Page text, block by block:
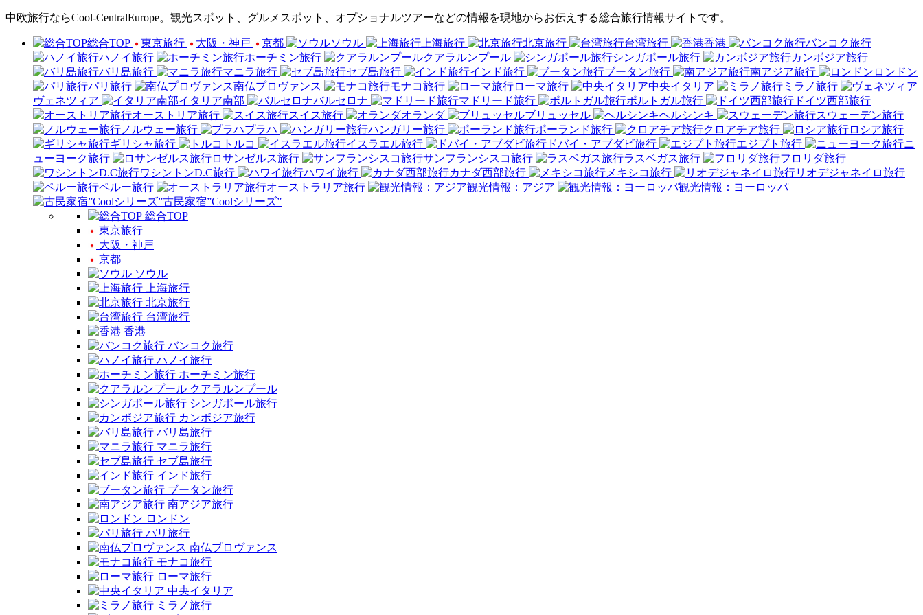
中欧旅行ならCool-CentralEurope。観光スポット、グルメスポット、オプショナルツアーなどの情報を現地からお伝えする総合旅行情報サイトです。
総合TOP 東京旅行 大阪・神戸 京都 ソウル 上海旅行 北京旅行 台湾旅行 香港
バンコク旅行
ハノイ旅行
ホーチミン旅行 クアラルンプール シンガポール旅行
カンボジア旅行
バリ島旅行
マニラ旅行 セブ島旅行 インド旅行 ブータン旅行 南アジア旅行
ロンドン
パリ旅行
南仏プロヴァンス モナコ旅行 ローマ旅行 中央イタリア
ミラノ旅行
ヴェネツィア
イタリア南部 バルセロナ マドリード旅行 ポルトガル旅行
ドイツ西部旅行
オーストリア旅行
スイス旅行 オランダ ブリュッセル ヘルシンキ
スウェーデン旅行
ノルウェー旅行
プラハ ハンガリー旅行 ポーランド旅行 クロアチア旅行
ロシア旅行
ギリシャ旅行
トルコ イスラエル旅行 ドバイ・アブダビ旅行 エジプト旅行
ニ
ューヨーク旅行
ロサンゼルス旅行 サンフランシスコ旅行 ラスベガス旅行
フロリダ旅行
ワシントンD.C旅行
ハワイ旅行 カナダ西部旅行 メキシコ旅行
リオデジャネイロ旅行
ペルー旅行
オーストラリア旅行 観光情報：アジア
観光情報：ヨーロッパ
古民家宿”Coolシリーズ”
総合TOP
東京旅行
大阪・神戸
京都
ソウル
上海旅行
北京旅行
台湾旅行
香港
バンコク旅行
ハノイ旅行
ホーチミン旅行
クアラルンプール
シンガポール旅行
カンボジア旅行
バリ島旅行
マニラ旅行
セブ島旅行
インド旅行
ブータン旅行
南アジア旅行
ロンドン
パリ旅行
南仏プロヴァンス
モナコ旅行
ローマ旅行
中央イタリア
ミラノ旅行